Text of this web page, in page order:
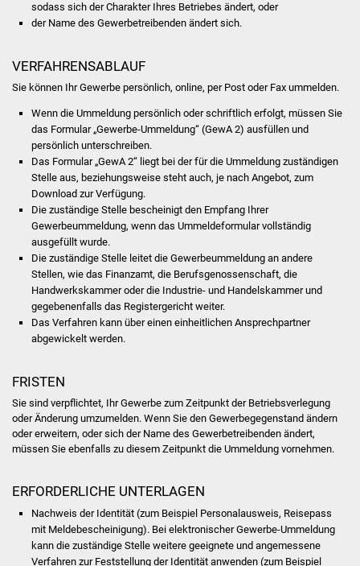
Bürgerinfos
Kindergärten
Kolping-Musikschule
Volkshochschule
Soziale Einrichtungen
Kirchen
Lokale Agenda
Fachteam Jugend
Kinder- und
Stadtwerke
Suenergie
sodass sich der Charakter Ihres Betriebes ändert, oder
der Name des Gewerbetreibenden ändert sich.
VERFAHRENSABLAUF
Sie können Ihr Gewerbe persönlich, online, per Post oder Fax ummelden.
Wenn die Ummeldung persönlich oder schriftlich erfolgt, müssen Sie
das Formular „Gewerbe-Ummeldung“ (GewA 2) ausfüllen und
persönlich unterschreiben.
Das Formular „GewA 2“ liegt bei der für die Ummeldung zuständigen
Stelle aus, beziehungsweise steht auch, je nach Angebot, zum
Download zur Verfügung.
Die zuständige Stelle bescheinigt den Empfang Ihrer
Gewerbeummeldung, wenn das Ummeldeformular vollständig
ausgefüllt wurde.
Die zuständige Stelle leitet die Gewerbeummeldung an andere
Stellen, wie das Finanzamt, die Berufsgenossenschaft, die
Handwerkskammer oder die Industrie- und Handelskammer und
gegebenenfalls das Registergericht weiter.
Das Verfahren kann über einen einheitlichen Ansprechpartner
abgewickelt werden.
FRISTEN
Sie sind verpflichtet, Ihr Gewerbe zum Zeitpunkt der Betriebsverlegung
oder Änderung umzumelden. Wenn Sie den Gewerbegegenstand ändern
oder erweitern, oder sich der Name des Gewerbetreibenden ändert,
müssen Sie ebenfalls zu diesem Zeitpunkt die Ummeldung vornehmen.
ERFORDERLICHE UNTERLAGEN
Nachweis der Identität (zum Beispiel Personalausweis, Reisepass
mit Meldebescheinigung). Bei elektronischer Gewerbe-Ummeldung
kann die zuständige Stelle weitere geeignete und angemessene
Verfahren zur Feststellung der Identität anwenden (zum Beispiel